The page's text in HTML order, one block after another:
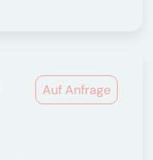
Auf Anfrage